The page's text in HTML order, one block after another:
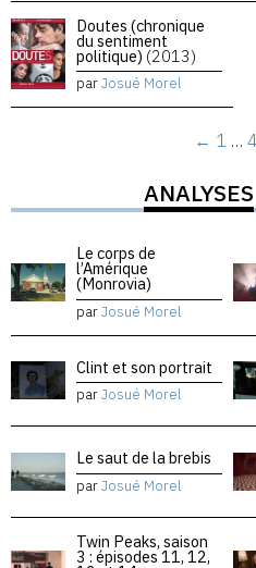
Doutes (chronique
du sentiment
politique) (2013)
parJosué Morel
← 1 …
ANALYSES
Le corps de
l’Amérique
(Monrovia)
parJosué Morel
Clint et son portrait
parJosué Morel
Le saut de la brebis
parJosué Morel
Twin Peaks, saison
3 : épisodes 11, 12,